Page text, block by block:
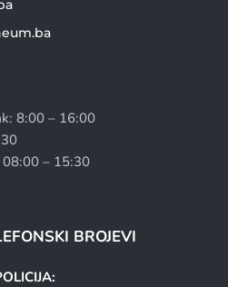
8:00 – 16:00
08:00 – 15:30
BROJEVI